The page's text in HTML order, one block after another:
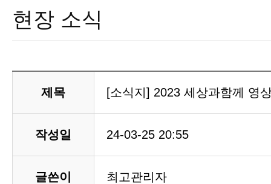
현장 소식
제목 [소식지] 2023 세상과함께 영
작성일 24-03-25 20:55
글쓴이 최고관리자